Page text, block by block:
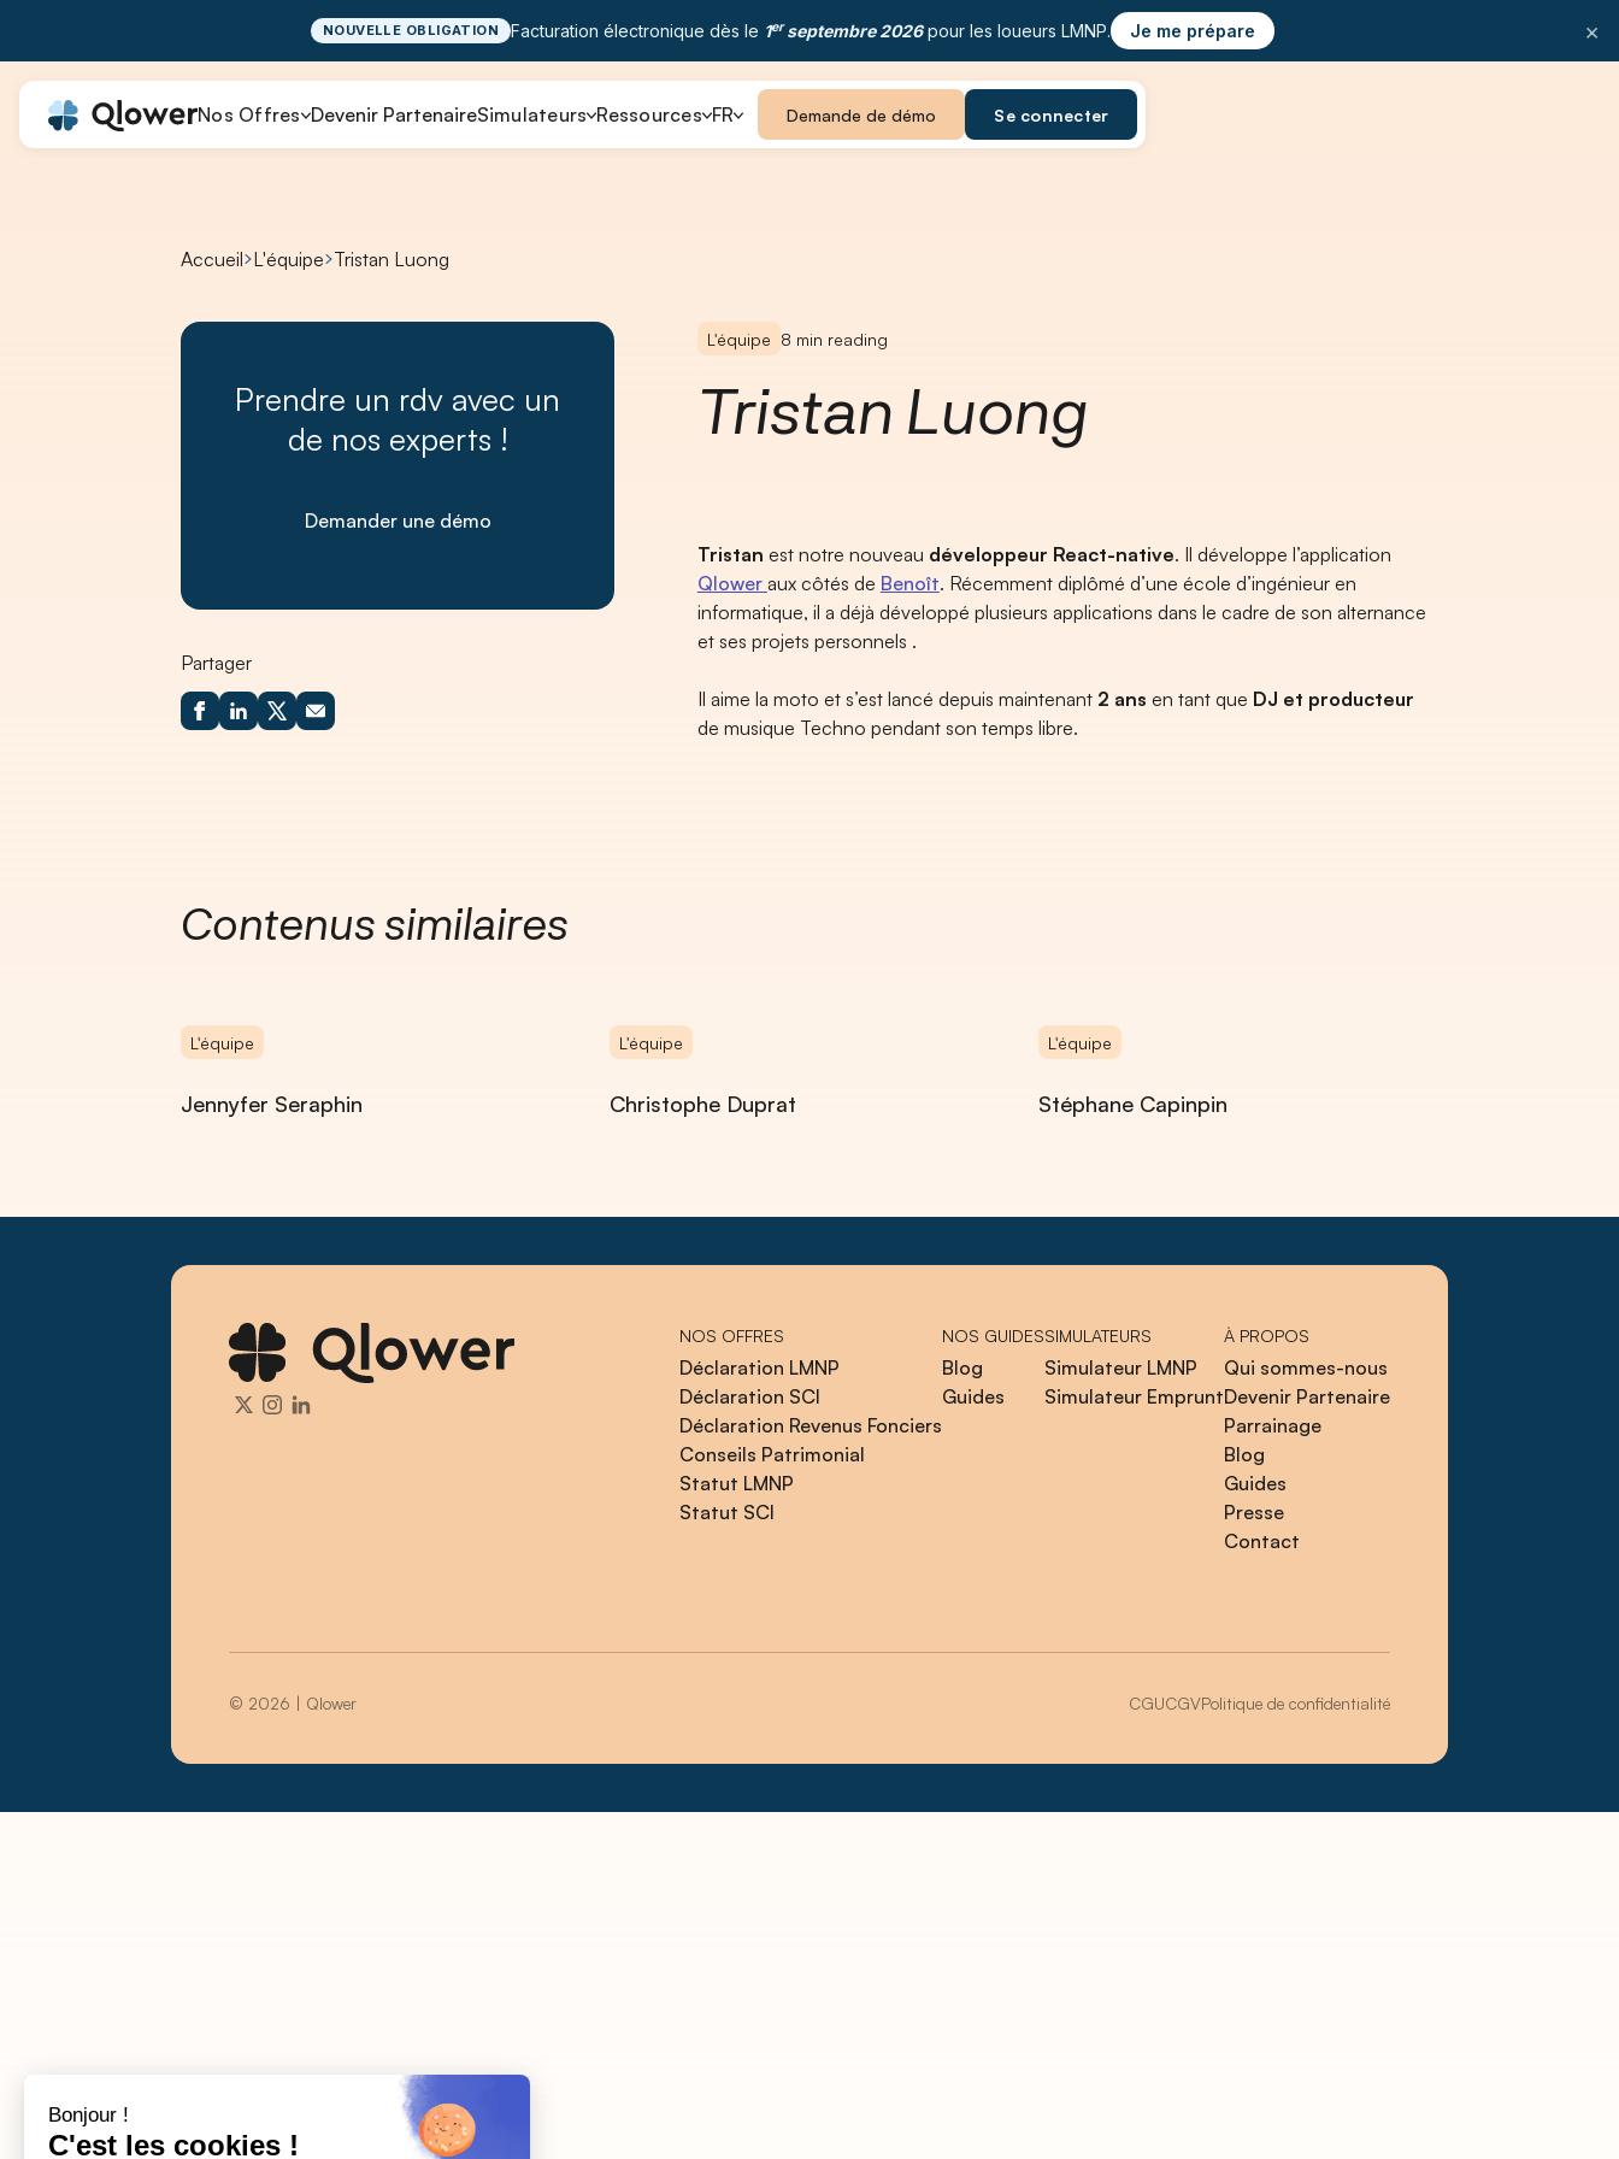
Bonjour !
C'est les cookies !
NOUVELLE OBLIGATION Facturation électronique dès le 1erseptembre 2026pour les loueurs LMNP. Je me prépare ×
Nos Offres Devenir PartenaireSimulateurs Ressources FR Demande de démo Se connecter
Accueil L'équipe Tristan Luong
Prendre un rdv avec un
de nos experts !
Demander une démo
Partager
L'équipe 8 min reading
Tristan Luong
Tristan est notre nouveau développeur React-native. Il développe l’application
Qlower aux côtés de Benoît. Récemment diplômé d’une école d’ingénieur en
informatique, il a déjà développé plusieurs applications dans le cadre de son alternance
et ses projets personnels .
Il aime la moto et s’est lancé depuis maintenant 2 ans en tant que DJ et producteur
de musique Techno pendant son temps libre.
Contenus similaires
L'équipe
Jennyfer Seraphin
L'équipe
Christophe Duprat
L'équipe
Stéphane Capinpin
NOS OFFRES
Déclaration LMNP
Déclaration SCI
Déclaration Revenus Fonciers
Conseils Patrimonial
Statut LMNP
Statut SCI
NOS GUIDES
Blog
Guides
SIMULATEURS
Simulateur LMNP
Simulateur Emprunt
À PROPOS
Qui sommes-nous
Devenir Partenaire
Parrainage
Blog
Guides
Presse
Contact
© 2026 | Qlower CGUCGVPolitique de confidentialité